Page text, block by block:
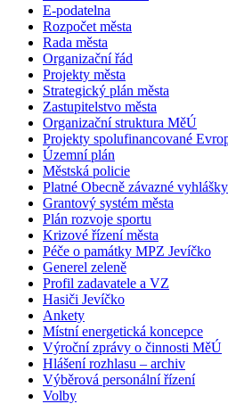
E-podatelna
Rozpočet města
Rada města
Organizační řád
Projekty města
Strategický plán města
Zastupitelstvo města
Organizační struktura MěÚ
Projekty spolufinancované
Územní plán
Městská policie
Platné Obecně závazné
Grantový systém města
Plán rozvoje sportu
Krizové řízení města
Péče o památky MPZ Jevíčko
Generel zeleně
Profil zadavatele a VZ
Hasiči Jevíčko
Ankety
Místní energetická koncepce
Výroční zprávy o činnosti MěÚ
Hlášení rozhlasu – archiv
Výběrová personální řízení
Volby